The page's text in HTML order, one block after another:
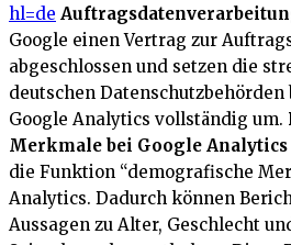
hl=de
Google einen Vertrag zur
abgeschlossen und setzen die
deutschen Datenschutzbehörden
Google Analytics vollständig um.
Merkmale bei Google Analytics
die Funktion “demografische
Analytics. Dadurch können
Aussagen zu Alter, Geschlecht